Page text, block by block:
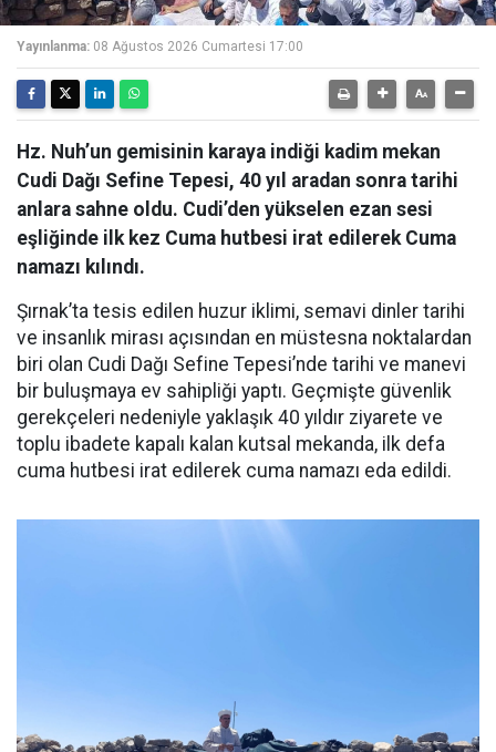
Yayınlanma: 08 Ağustos 2026 Cumartesi 17:00
Hz. Nuh’un gemisinin karaya indiği kadim mekan
Cudi Dağı Sefine Tepesi, 40 yıl aradan sonra tarihi
anlara sahne oldu. Cudi’den yükselen ezan sesi
eşliğinde ilk kez Cuma hutbesi irat edilerek Cuma
namazı kılındı.
Şırnak’ta tesis edilen huzur iklimi, semavi dinler tarihi
ve insanlık mirası açısından en müstesna noktalardan
biri olan Cudi Dağı Sefine Tepesi’nde tarihi ve manevi
bir buluşmaya ev sahipliği yaptı. Geçmişte güvenlik
gerekçeleri nedeniyle yaklaşık 40 yıldır ziyarete ve
toplu ibadete kapalı kalan kutsal mekanda, ilk defa
cuma hutbesi irat edilerek cuma namazı eda edildi.